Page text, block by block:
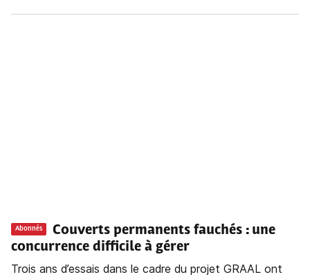
Abonnés
Couverts permanents fauchés : une
concurrence difficile à gérer
Trois ans d’essais dans le cadre du projet GRAAL ont